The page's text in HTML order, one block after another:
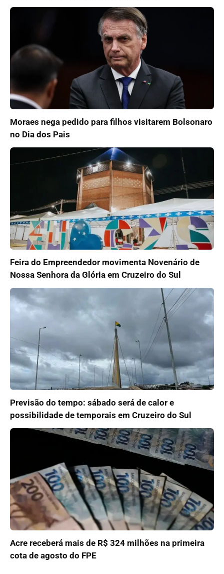
Moraes nega pedido para filhos visitarem Bolsonaro
no Dia dos Pais
Feira do Empreendedor movimenta Novenário de
Nossa Senhora da Glória em Cruzeiro do Sul
Previsão do tempo: sábado será de calor e
possibilidade de temporais em Cruzeiro do Sul
Acre receberá mais de R$ 324 milhões na primeira
cota de agosto do FPE